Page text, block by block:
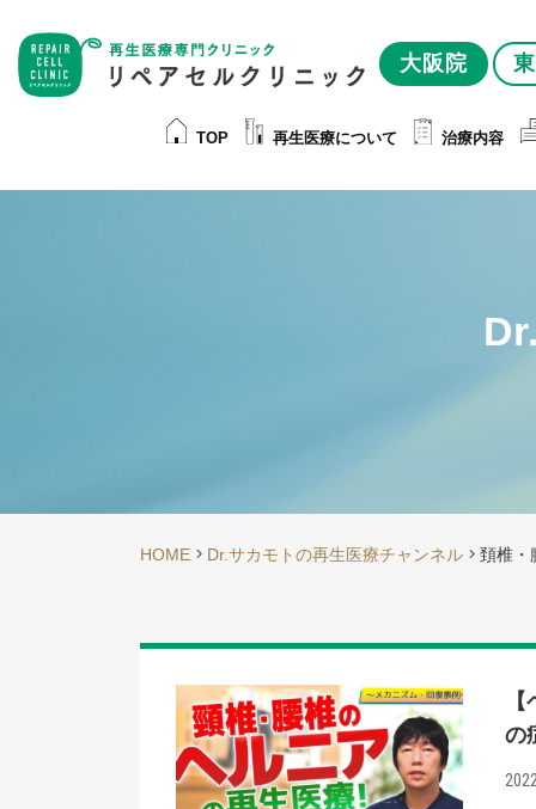
大阪院
TOP 再生医療について 治療内容
HOME Dr.サカモトの再生医療チャンネル 頚椎・
の